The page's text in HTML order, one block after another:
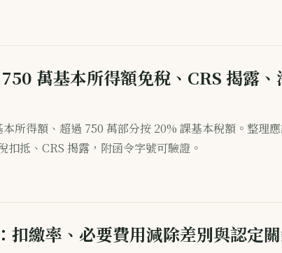
萬基本所得額免稅、CRS 揭露
所得額、超過 750 萬部分按 20% 課基本稅額。整理
抵、CRS 揭露，附函令字號可驗證。
扣繳率、必要費用減除差別與認定